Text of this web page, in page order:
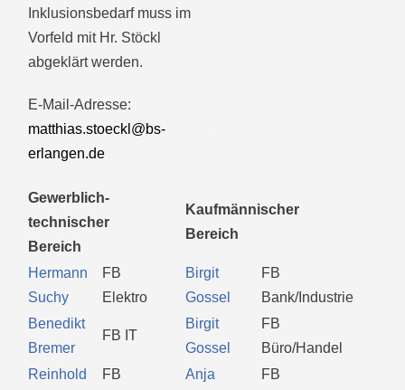
Inklusionsbedarf muss im
Vorfeld mit Hr. Stöckl
abgeklärt werden.
E-Mail-Adresse:
matthias.stoeckl@bs-
erlangen.de
Gewerblich-
technischer
Bereich
Kaufmännischer
Bereich
Hermann
Suchy
FB
Elektro
Birgit
Gossel
FB
Bank/Industrie
Benedikt
Bremer
FB IT
Birgit
Gossel
FB
Büro/Handel
Reinhold
FB
Anja
FB